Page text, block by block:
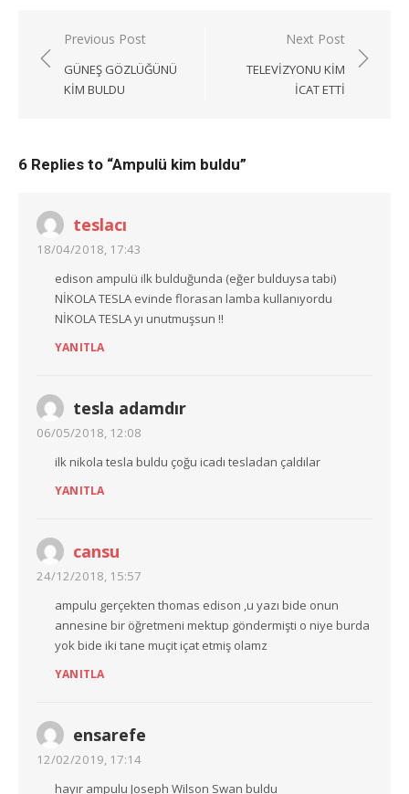
Yazı
gezinmesi
Previous Post
GÜNEŞ GÖZLÜĞÜNÜ
KIM BULDU
Next Post
TELEVIZYONU KIM
ICAT ETTI
6 Replies to “Ampulü kim buldu”
teslacı
18/04/2018, 17:43
edison ampulü ilk bulduğunda (eğer bulduysa tabi)
NİKOLA TESLA evinde florasan lamba kullanıyordu
NİKOLA TESLA yı unutmuşsun !!
YANITLA
tesla adamdır
06/05/2018, 12:08
ilk nikola tesla buldu çoğu icadı tesladan çaldılar
YANITLA
cansu
24/12/2018, 15:57
ampulu gerçekten thomas edison ,u yazı bide onun
annesine bir öğretmeni mektup göndermişti o niye burda
yok bide iki tane muçit içat etmiş olamz
YANITLA
ensarefe
12/02/2019, 17:14
hayır ampulu Joseph Wilson Swan buldu